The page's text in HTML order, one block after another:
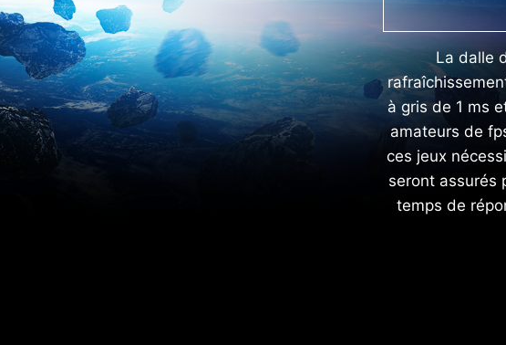
La dalle
à gris de 1 ms
amateurs de
ces jeux
seront assurés
temps de